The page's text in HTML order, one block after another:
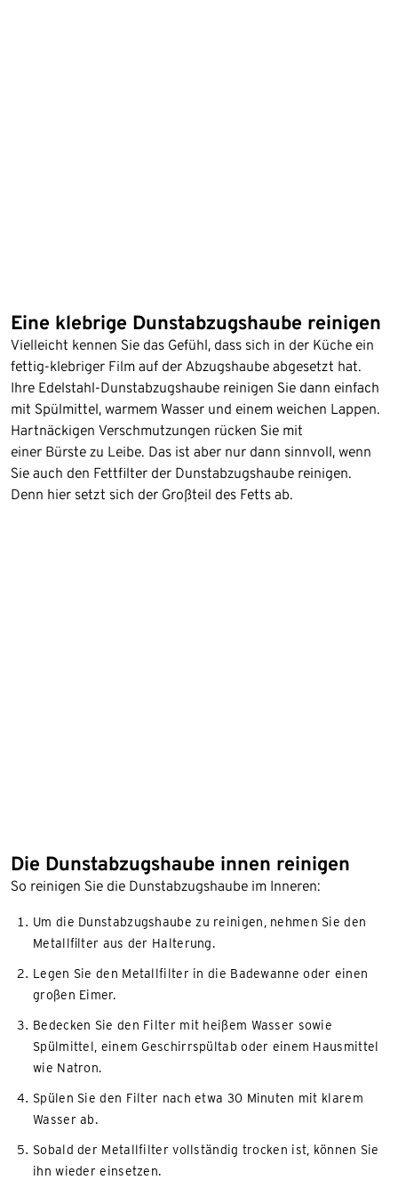
Eine klebrige Dunstabzugshaube reinigen
Vielleicht kennen Sie das Gefühl, dass sich in der Küche ein
fettig-klebriger Film auf der Abzugshaube abgesetzt hat.
Ihre Edelstahl-Dunstabzugshaube reinigen Sie dann einfach
mit Spülmittel, warmem Wasser und einem weichen Lappen.
Hartnäckigen Verschmutzungen rücken Sie mit
einer Bürste zu Leibe. Das ist aber nur dann sinnvoll, wenn
Sie auch den Fettﬁlter der Dunstabzugshaube reinigen.
Denn hier setzt sich der Großteil des Fetts ab.
Die Dunstabzugshaube innen reinigen
So reinigen Sie die Dunstabzugshaube im Inneren:
Um die Dunstabzugshaube zu reinigen, nehmen Sie den
Metallﬁlter aus der Halterung.
Legen Sie den Metallfilter in die Badewanne oder einen
großen Eimer.
Bedecken Sie den Filter mit heißem Wasser sowie
Spülmittel, einem Geschirrspültab oder einem Hausmittel
wie Natron.
Spülen Sie den Filter nach etwa 30 Minuten mit klarem
Wasser ab.
Sobald der Metallfilter vollständig trocken ist, können Sie
ihn wieder einsetzen.